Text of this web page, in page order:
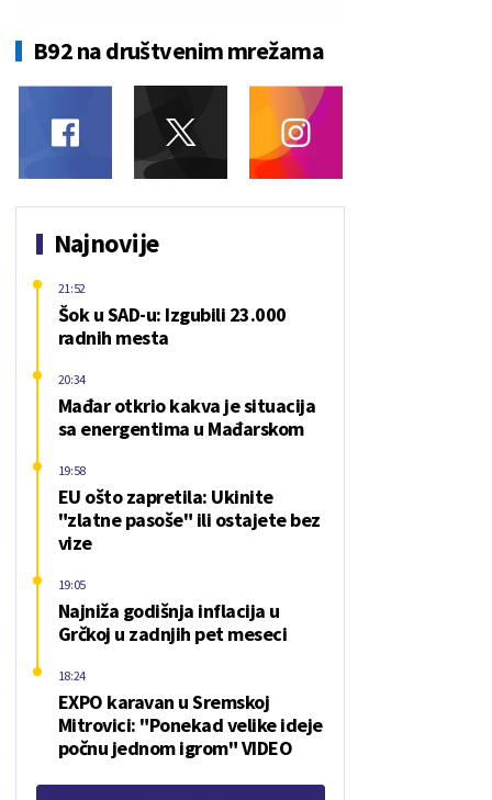
B92 na društvenim mrežama
Najnovije
Šok u SAD-u: Izgubili 23.000
radnih mesta
21:52
Mađar otkrio kakva je situacija
sa energentima u Mađarskom
20:34
EU ošto zapretila: Ukinite
"zlatne pasoše" ili ostajete bez
vize
19:58
Najniža godišnja inflacija u
Grčkoj u zadnjih pet meseci
19:05
EXPO karavan u Sremskoj
Mitrovici: "Ponekad velike ideje
počnu jednom igrom" VIDEO
18:24